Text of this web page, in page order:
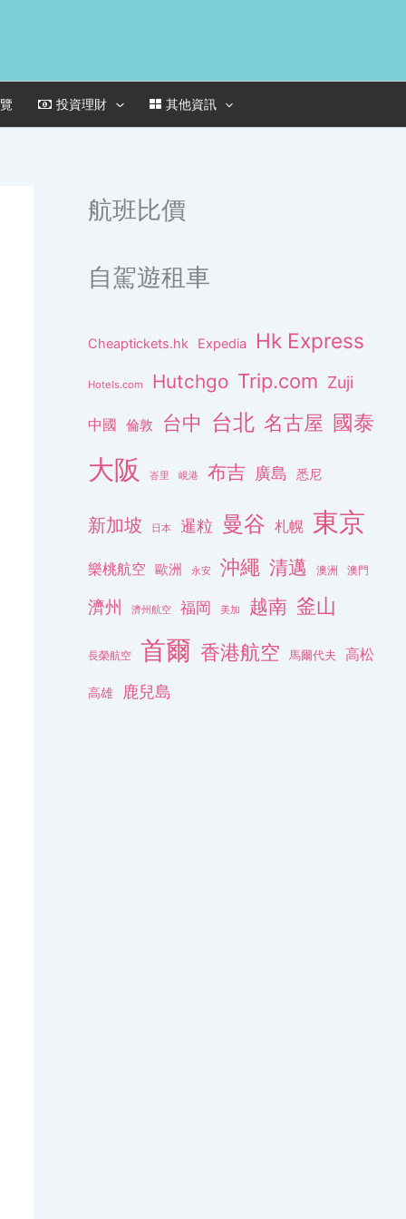
投資理財 其他資訊
航班比價
自駕遊租車
Cheaptickets.hk Expedia Hk Express
Hotels.com Hutchgo Trip.com Zuji
中國 倫敦 台中 台北 名古屋 國泰
大阪 峇里 峴港 布吉 廣島 悉尼
新加坡 日本 暹粒 曼谷 札幌 東京
樂桃航空 歐洲 永安 沖繩 清邁 澳洲 澳門
濟州 濟州航空 福岡 美加 越南 釜山
長榮航空 首爾 香港航空 馬爾代夫 高松
高雄 鹿兒島